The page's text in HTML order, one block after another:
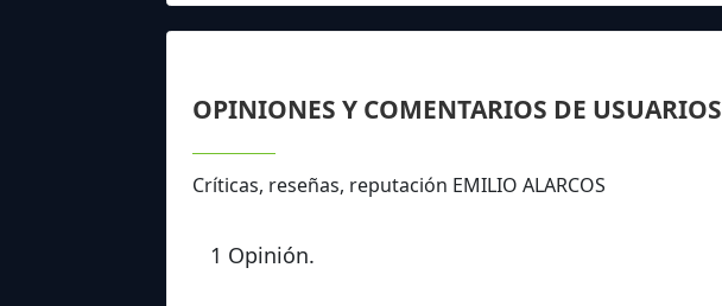
OPINIONES Y COMENTARIOS DE USUARIOS
Críticas, reseñas, reputación EMILIO ALARCOS
1 Opinión.